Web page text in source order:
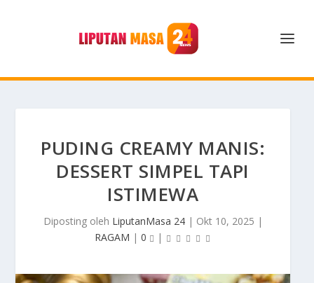
PUDING CREAMY MANIS:
DESSERT SIMPEL TAPI
ISTIMEWA
Diposting oleh LiputanMasa 24| Okt 10, 2025 |
RAGAM | 0 |